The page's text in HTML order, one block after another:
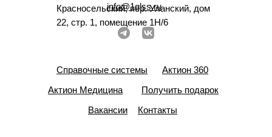
Красносельский, пер. Уланский, дом
22, стр. 1, помещение 1Н/6
info@1glss.ru
Справочные системы
Актион 360
Актион Медицина
Получить подарок
Вакансии
Контакты